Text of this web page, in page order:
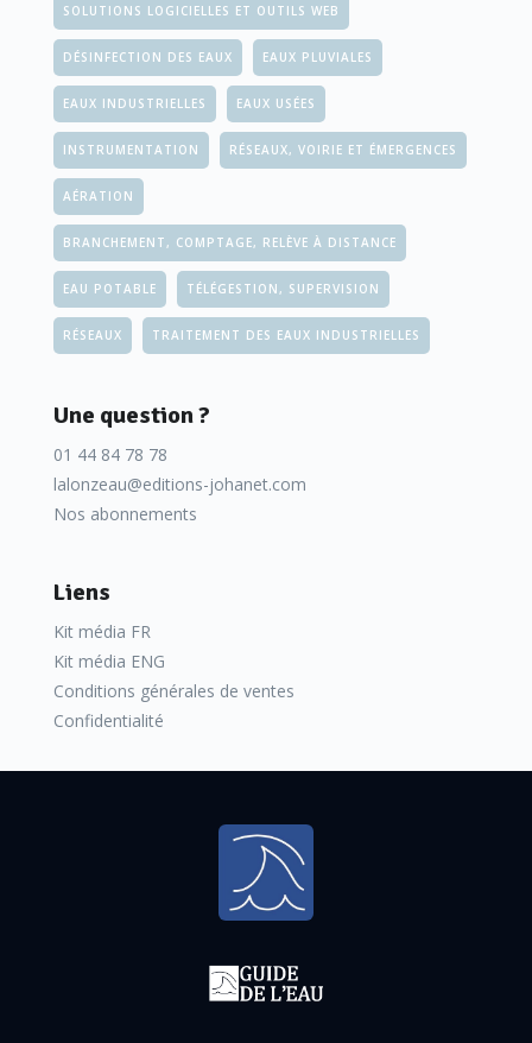
SOLUTIONS LOGICIELLES ET OUTILS WEB
DÉSINFECTION DES EAUX EAUX PLUVIALES
EAUX INDUSTRIELLES EAUX USÉES
INSTRUMENTATION RÉSEAUX, VOIRIE ET ÉMERGENCES
AÉRATION
BRANCHEMENT, COMPTAGE, RELÈVE À DISTANCE
EAU POTABLE TÉLÉGESTION, SUPERVISION
RÉSEAUX TRAITEMENT DES EAUX INDUSTRIELLES
Une question ?
01 44 84 78 78
lalonzeau@editions-johanet.com
Nos abonnements
Liens
Kit média FR
Kit média ENG
Conditions générales de ventes
Confidentialité